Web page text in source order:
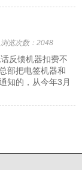
浏览次数：2048
反馈机器扣费不
部把电签机器和
知的，从今年3月